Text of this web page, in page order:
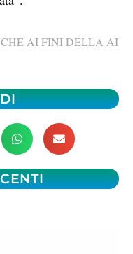
AI FINI DELLA AI